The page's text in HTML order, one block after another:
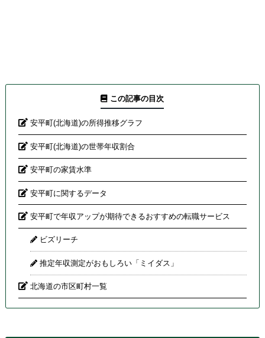
この記事の目次
安平町(北海道)の所得推移グラフ
安平町(北海道)の世帯年収割合
安平町の家賃水準
安平町に関するデータ
安平町で年収アップが期待できるおすすめの転職サービス
ビズリーチ
推定年収測定がおもしろい「ミイダス」
北海道の市区町村一覧